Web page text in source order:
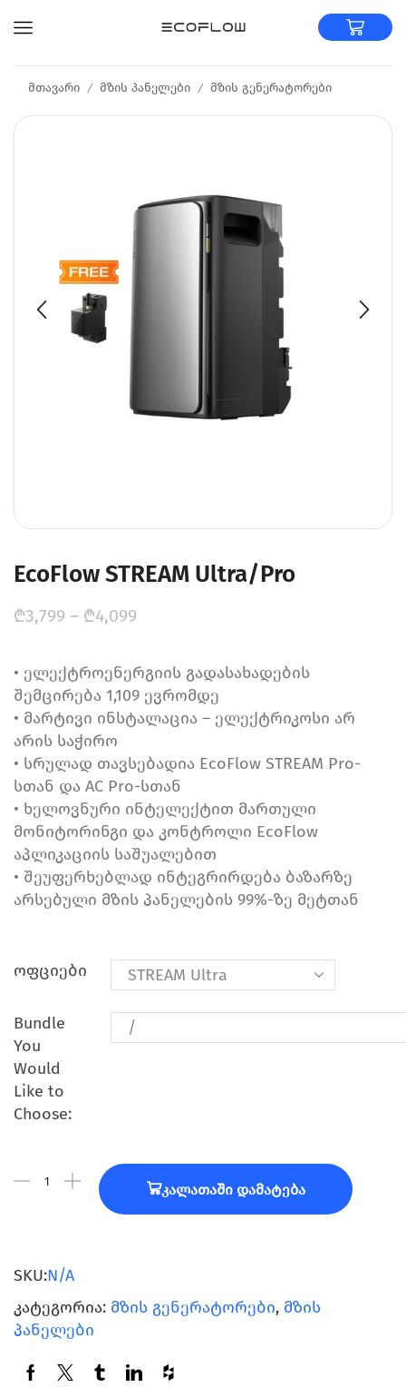
მთავარი / მზის პანელები / მზის გენერატორები
EcoFlow STREAM Ultra/Pro
₾3,799 – ₾4,099
• ელექტროენერგიის გადასახადების
შემცირება 1,109 ევრომდე
• მარტივი ინსტალაცია – ელექტრიკოსი არ
არის საჭირო
• სრულად თავსებადია EcoFlow STREAM Pro-
სთან და AC Pro-სთან
• ხელოვნური ინტელექტით მართული
მონიტორინგი და კონტროლი EcoFlow
აპლიკაციის საშუალებით
• შეუფერხებლად ინტეგრირდება ბაზარზე
არსებული მზის პანელების 99%-ზე მეტთან
ოფციები
Bundle
You
Would
Like to
Choose:
Კალათაში Დამატება
SKU:N/A
კატეგორია: მზის გენერატორები, მზის
პანელები